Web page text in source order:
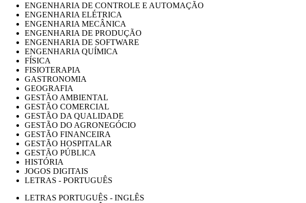
ENGENHARIA DE CONTROLE E AUTOMAÇÃO
ENGENHARIA ELÉTRICA
ENGENHARIA MECÂNICA
ENGENHARIA DE PRODUÇÃO
ENGENHARIA DE SOFTWARE
ENGENHARIA QUÍMICA
FÍSICA
FISIOTERAPIA
GASTRONOMIA
GEOGRAFIA
GESTÃO AMBIENTAL
GESTÃO COMERCIAL
GESTÃO DA QUALIDADE
GESTÃO DO AGRONEGÓCIO
GESTÃO FINANCEIRA
GESTÃO HOSPITALAR
GESTÃO PÚBLICA
HISTÓRIA
JOGOS DIGITAIS
LETRAS - PORTUGUÊS
LETRAS PORTUGUÊS - INGLÊS